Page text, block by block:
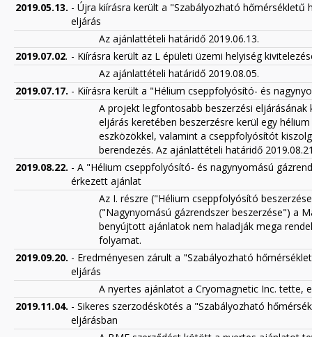
2019.05.13. - Újra kiírásra került a "Szabályozható hőmérsékletű
eljárás
Az ajánlattételi határidő 2019.06.13.
2019.07.02. - Kiírásra került az L épületi üzemi helyiség
Az ajánlattételi határidő 2019.08.05.
2019.07.17. - Kiírásra került a "Hélium cseppfolyósító- és
A projekt legfontosabb beszerzési
eljárás keretében beszerzésre kerül egy
eszközökkel, valamint a cseppfolyósítót
berendezés. Az ajánlattételi határidő
2019.08.22. - A "Hélium cseppfolyósító- és nagynyomású
érkezett ajánlat
Az I. részre ("Hélium cseppfolyósító
("Nagynyomású gázrendszer beszerzése") a
benyújtott ajánlatok nem haladják mega
folyamat.
2019.09.20. - Eredményesen zárult a "Szabályozható
eljárás
A nyertes ajánlatot a Cryomagnetic Inc. tette,
2019.11.04. - Sikeres szerzodéskötés a "Szabályozható
eljárásban